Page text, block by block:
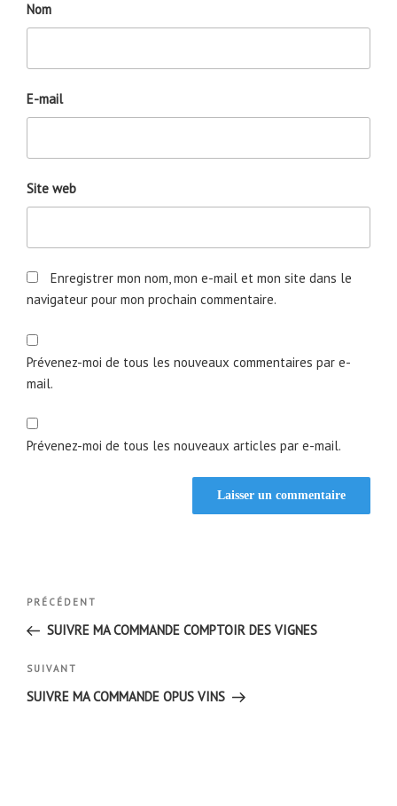
Nom
E-mail
Site web
Enregistrer mon nom, mon e-mail et mon site dans le
navigateur pour mon prochain commentaire.
Prévenez-moi de tous les nouveaux commentaires par e-
mail.
Prévenez-moi de tous les nouveaux articles par e-mail.
Navigation
l’article
Article
précédent
PRÉCÉDENT
SUIVRE MA COMMANDE COMPTOIR DES VIGNES
Article
suivant
SUIVANT
SUIVRE MA COMMANDE OPUS VINS